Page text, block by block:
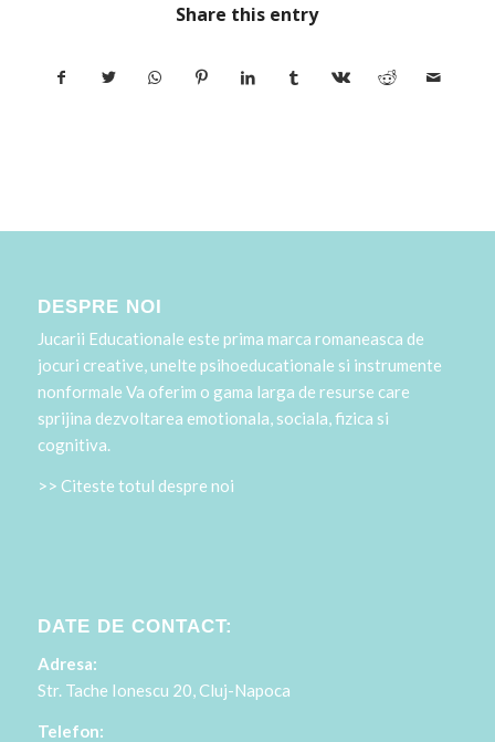
Share this entry
DESPRE NOI
Jucarii Educationale este prima marca romaneasca de
jocuri creative, unelte psihoeducationale si instrumente
nonformale Va oferim o gama larga de resurse care
sprijina dezvoltarea emotionala, sociala, fizica si
cognitiva.
>> Citeste totul despre noi
DATE DE CONTACT:
Adresa:
Str. Tache Ionescu 20, Cluj-Napoca
Telefon: